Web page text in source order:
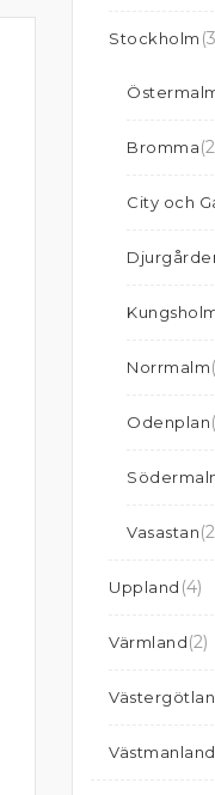
Stockholm
Bromma
City och
Norrmalm
Odenplan
Vasastan
Uppland (4)
Värmland(2)
Västmanland